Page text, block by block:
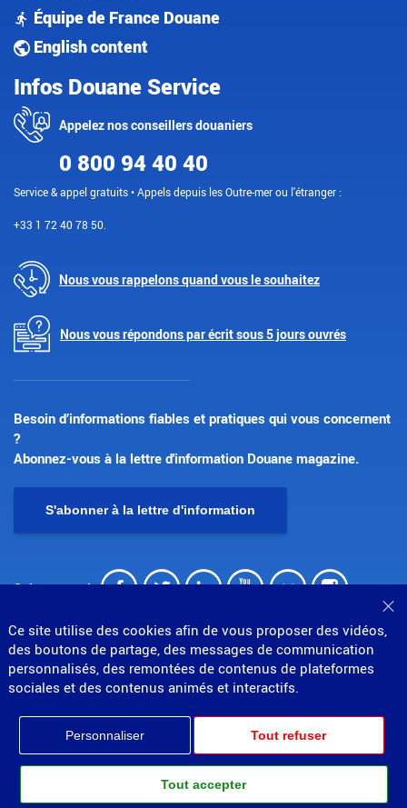
Ce site utilise des cookies afin de vous proposer des vidéos,
des boutons de partage, des messages de communication
personnalisés, des remontées de contenus de plateformes
sociales et des contenus animés et interactifs.
Personnaliser Tout refuser
Tout accepter
Équipe de France Douane
English content
Infos Douane Service
Appelez nos conseillers douaniers
0 800 94 40 40
Service & appel gratuits • Appels depuis les Outre-mer ou l'étranger :
+33 1 72 40 78 50.
Nous vous rappelons quand vous le souhaitez
Nous vous répondons par écrit sous 5 jours ouvrés
Besoin d’informations fiables et pratiques qui vous concernent
?
Abonnez-vous à la lettre d'information Douane magazine.
S'abonner à la lettre d'information
Suivez-nous ! Facebook
Twitter
LinkedIn
Youtube
Flickr
MENU
Mentions légales
Données personnelles
Gestion des cookies
Accessibilité : partiellement conforme
Partenariats